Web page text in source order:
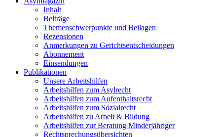
Inhalt
Beiträge
Themenschwerpunkte und Beilagen
Rezensionen
Anmerkungen zu Gerichtsentscheidungen
Abonnement
Einsendungen
Publikationen
Unsere Arbeitshilfen
Arbeitshilfen zum Asylrecht
Arbeitshilfen zum Aufenthaltsrecht
Arbeitshilfen zum Sozialrecht
Arbeitshilfen zu Arbeit & Bildung
Arbeitshilfen zur Beratung Minderjähriger
Rechtsprechungsübersichten